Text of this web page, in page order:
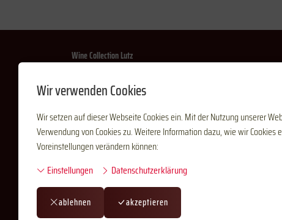
Wir verwenden Cookies
Wir setzen auf dieser Webseite Cookies ein. Mit der Nutzung unserer
Verwendung von Cookies zu. Weitere Information dazu, wie wir Cookies
Voreinstellungen verändern können:
Einstellungen
Datenschutzerklärung
ablehnen akzeptieren
Wine Collection Lutz
Folgen Sie uns